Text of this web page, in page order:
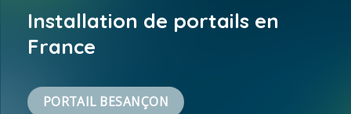
Installation de portails en
France
PORTAIL BESANÇON